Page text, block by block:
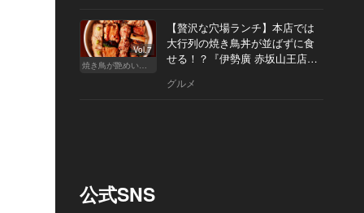
Vol.7
焼き鳥が艶めいてきた
【贅沢な穴場ランチ】本店では
大行列の焼き鳥丼が並ばずに食
せる！？『伊勢廣 赤坂山王店』
グルメ
公式SNS